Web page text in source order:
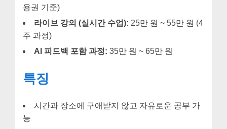
용권 기준)
라이브 강의 (실시간 수업): 25만 원 ~ 55만 원 (4
주 과정)
AI 피드백 포함 과정: 35만 원 ~ 65만 원
특징
시간과 장소에 구애받지 않고 자유로운 공부 가
능